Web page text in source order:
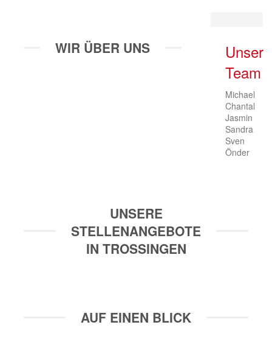
Unser
Team
Michael
Chantal
Jasmin
Sandra
Sven
Önder
WIR ÜBER UNS
UNSERE
STELLENANGEBOTE
IN TROSSINGEN
AUF EINEN BLICK